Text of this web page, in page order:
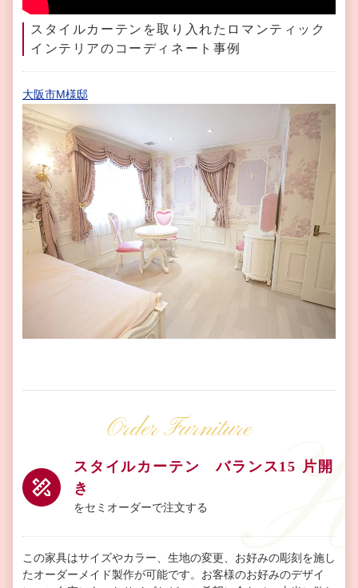
スタイルカーテンを取り入れたロマンティック
インテリアのコーディネート事例
大阪市M様邸
Order Furniture
スタイルカーテン バランス15 片開
き
をセミオーダーで注文する
この家具はサイズやカラー、生地の変更、お好みの彫刻を施し
たオーダーメイド製作が可能です。お客様のお好みのデザイ